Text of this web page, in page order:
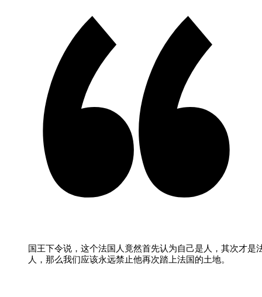
国王下令说，这个法国人竟然首先认为自己是人，其次才是
人，那么我们应该永远禁止他再次踏上法国的土地。